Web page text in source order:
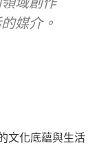
域創作
媒介。
文化底蘊與生活